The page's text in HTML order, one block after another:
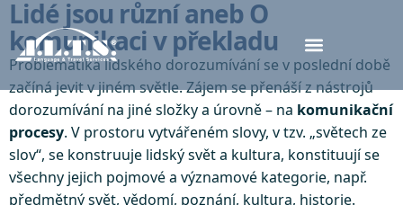
Lidé jsou různí aneb O
komunikaci v překladu
Problematika lidského dorozumívání se v poslední době
začíná jevit v jiném světle. Zájem se přenáší z nástrojů
dorozumívání na jiné složky a úrovně – na komunikační
procesy. V prostoru vytvářeném slovy, v tzv. „světech ze
slov“, se konstruuje lidský svět a kultura, konstituují se
všechny jejich pojmové a významové kategorie, např.
předmětný svět, vědomí, poznání, kultura, historie.